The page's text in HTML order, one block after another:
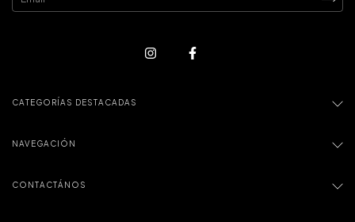
CATEGORÍAS DESTACADAS
NAVEGACIÓN
CONTACTÁNOS